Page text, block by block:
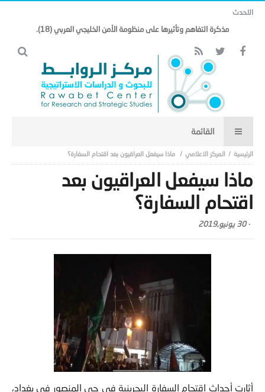
الاحدث
مذكرة التفاهم وتأثيرها على منظومة الأمن الخليجي العربي (18).
المركز الاعلامي ماذا سيفعل العراقيون بعد اقتحام السفارة؟
ماذا سيفعل العراقيون بعد
اقتحام السفارة؟
-30 يونيو,2019
أثارت أحداث اقتحام السفارة البحرينية في حي المنصور في بغداد،